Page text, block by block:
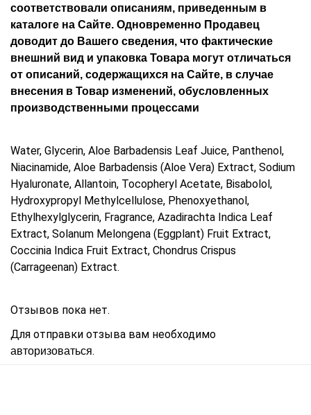
соответствовали описаниям, приведенным в
каталоге на Сайте. Одновременно Продавец
доводит до Вашего сведения, что фактические
внешний вид и упаковка Товара могут отличаться
от описаний, содержащихся на Сайте, в случае
внесения в Товар изменений, обусловленных
производственными процессами
Water, Glycerin, Aloe Barbadensis Leaf Juice, Panthenol,
Niacinamide, Aloe Barbadensis (Aloe Vera) Extract, Sodium
Hyaluronate, Allantoin, Tocopheryl Acetate, Bisabolol,
Hydroxypropyl Methylcellulose, Phenoxyethanol,
Ethylhexylglycerin, Fragrance, Azadirachta Indica Leaf
Extract, Solanum Melongena (Eggplant) Fruit Extract,
Coccinia Indica Fruit Extract, Chondrus Crispus
(Carrageenan) Extract.
Отзывов пока нет.
Для отправки отзыва вам необходимо
авторизоваться.